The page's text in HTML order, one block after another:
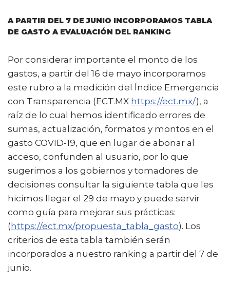
A PARTIR DEL 7 DE JUNIO INCORPORAMOS TABLA
DE GASTO A EVALUACIÓN DEL RANKING
Por considerar importante el monto de los
gastos, a partir del 16 de mayo incorporamos
este rubro a la medición del Índice Emergencia
con Transparencia (ECT.MX https://ect.mx/), a
raíz de lo cual hemos identificado errores de
sumas, actualización, formatos y montos en el
gasto COVID-19, que en lugar de abonar al
acceso, confunden al usuario, por lo que
sugerimos a los gobiernos y tomadores de
decisiones consultar la siguiente tabla que les
hicimos llegar el 29 de mayo y puede servir
como guía para mejorar sus prácticas:
(https://ect.mx/propuesta_tabla_gasto). Los
criterios de esta tabla también serán
incorporados a nuestro ranking a partir del 7 de
junio.